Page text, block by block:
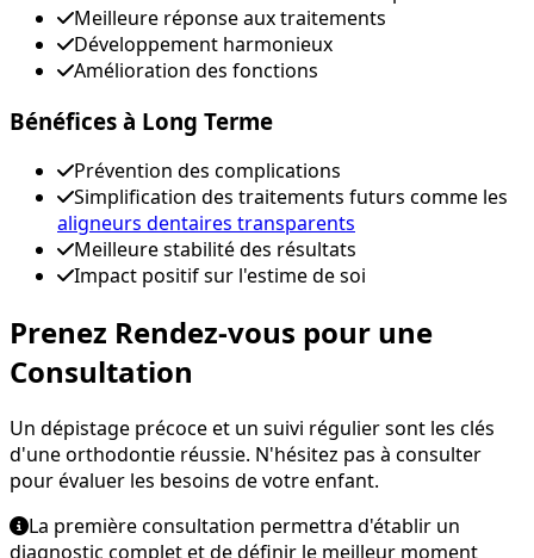
Meilleure réponse aux traitements
Développement harmonieux
Amélioration des fonctions
Bénéfices à Long Terme
Prévention des complications
Simplification des traitements futurs comme les
aligneurs dentaires transparents
Meilleure stabilité des résultats
Impact positif sur l'estime de soi
Prenez Rendez-vous pour une
Consultation
Un dépistage précoce et un suivi régulier sont les clés
d'une orthodontie réussie. N'hésitez pas à consulter
pour évaluer les besoins de votre enfant.
La première consultation permettra d'établir un
diagnostic complet et de définir le meilleur moment